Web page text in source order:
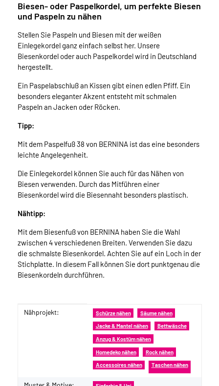
Biesen- oder Paspelkordel, um perfekte Biesen
und Paspeln zu nähen
Stellen Sie Paspeln und Biesen mit der weißen
Einlegekordel ganz einfach selbst her. Unsere
Biesenkordel oder auch Paspelkordel wird in Deutschland
hergestellt.
Ein Paspelabschluß an Kissen gibt einen edlen Pfiff. Ein
besonders eleganter Akzent entsteht mit schmalen
Paspeln an Jacken oder Röcken.
Tipp:
Mit dem Paspelfuß 38 von BERNINA ist das eine besonders
leichte Angelegenheit.
Die Einlegekordel können Sie auch für das Nähen von
Biesen verwenden. Durch das Mitführen einer
Biesenkordel wird die Biesennaht besonders plastisch.
Nähtipp:
Mit dem Biesenfuß von BERNINA haben Sie die Wahl
zwischen 4 verschiedenen Breiten. Verwenden Sie dazu
die schmalste Biesenkordel. Achten Sie auf ein Loch in der
Stichplatte. In diesem Fall können Sie dort punktgenau die
Biesenkordeln durchführen.
Produkteigenschaft
Wert
Nähprojekt: Schürze nähen Säume nähen
Jacke & Mantel nähen Bettwäsche
Anzug & Kostüm nähen
Homedeko nähen Rock nähen
Accessoires nähen Taschen nähen